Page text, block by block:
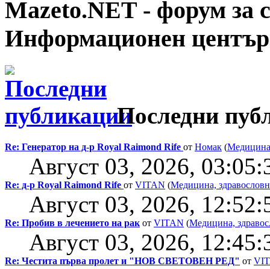
Mazeto.NET - форум за
Информационен
Последни
Re: Генератор на д-р Royal Raimond Rife от Номак (
Август 03, 2026,
Re: д-р Royal Raimond Rife от VITAN (Медицина,
Август 03, 2026,
Re: Пробив в лечението на рак от VITAN (Медицина,
Август 03, 2026,
Re: Честита първа пролет и "НОВ СВЕТОВЕН РЕД" от